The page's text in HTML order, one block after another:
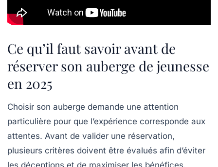
Ce qu’il faut savoir avant de
réserver son auberge de jeunesse
en 2025
Choisir son auberge demande une attention
particulière pour que l’expérience corresponde aux
attentes. Avant de valider une réservation,
plusieurs critères doivent être évalués afin d’éviter